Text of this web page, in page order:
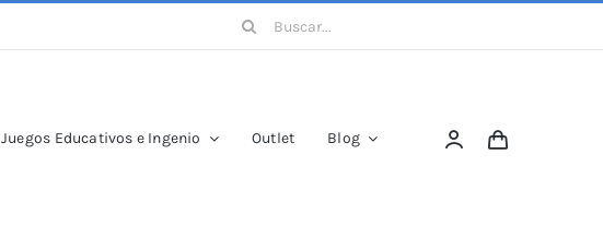
Buscar:
Juegos Educativos e Ingenio Outlet Blog